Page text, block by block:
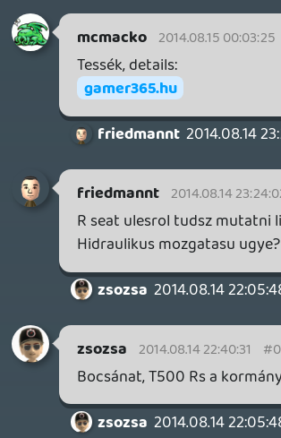
Anguis 2014.08.14 16:09:08 #07roc
Mondtátok, hogy rohadt nagy a sor a The
Roppant kiváncsi vok mit gondoltok róla,
graf , játékmenet, atmoszféra stb, a
nemzetközi sajtóban nem sok pozitívumot
írtak róla.
he7edik
A focit se érdemes más sporthoz
hasonlítani a CS-t sem lehet más (játékkal)
e-sportal összemérni.
backstab 2014.08.14 14:31:50
Egy barátom 12 éve játszik heti 10 órát a
Counter-Strike ugyanazon egyetlen
pályáján. És nem képes megunni.
he7edik 2014.08.14 12:39:58